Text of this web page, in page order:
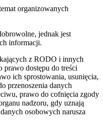
organizowanych
jednak jest
informacji.
z RODO i innych
prawo dostępu do treści
ich sprostowania, usunięcia,
przenoszenia danych
prawo do cofnięcia zgody
nadzoru, gdy uznają
osobowych narusza